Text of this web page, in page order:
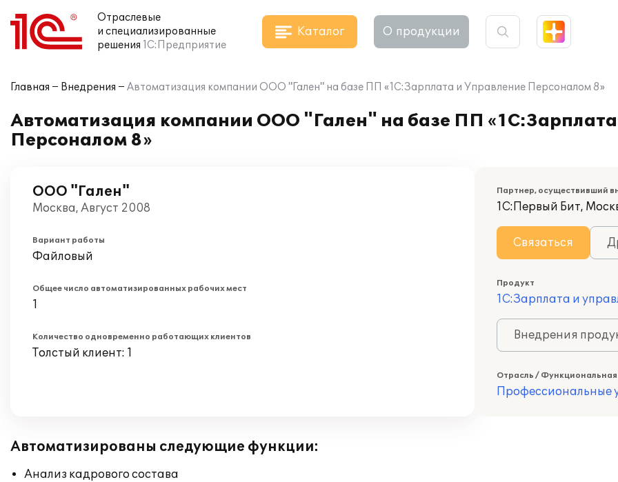
Отраслевые
и специализированные
решения 1С:Предприятие
Каталог О продукции
Главная Внедрения Автоматизация компании ООО "Гален" на базе ПП «1С:Зарплата и Управление Персоналом 8»
Автоматизация компании ООО "Гален" на базе ПП
Персоналом 8»
ООО "Гален"
Москва, Август 2008
Вариант работы
Файловый
Общее число автоматизированных рабочих мест
1
Количество одновременно работающих клиентов
Толстый клиент: 1
Партнер, осуществивший
1С:Первый Бит,
Связаться
Продукт
1С:Зарплата и
Внедрения
Отрасль / Функциональная
Профессиональные
Автоматизированы следующие функции:
Анализ кадрового состава